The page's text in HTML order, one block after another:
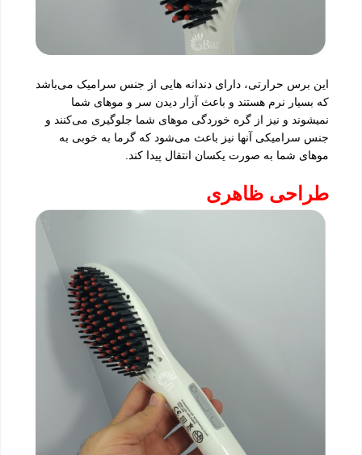
این برس حرارتی، دارای دندانه هایی از جنس سرامیک می‌باشد
که بسیار نرم هستند و باعث آزار دیدن سر و موهای شما
نمیشوند و نیز از گره خوردگی موهای شما جلوگیری می‌کنند و
جنس سرامیکی آنها نیز باعث می‌شود که گرما به خوبی به
موهای شما به صورت یکسان انتقال پیدا کند.
طراحی ظاهری